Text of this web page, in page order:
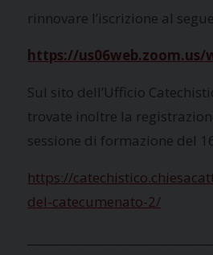
rinnovare l’iscrizione al
https://us06web.zoom.us/
Sul sito dell’Ufficio
trovate inoltre la
sessione di formazione del
https://
del-catecumenato-2/